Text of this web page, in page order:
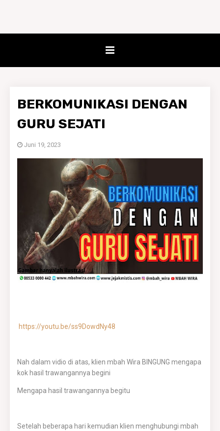
BERKOMUNIKASI DENGAN
GURU SEJATI
Juni 19, 2023
https://youtu.be/ss9DowdNy48
Nah dalam vidio di atas, klien mbah Wira BINGUNG mengapa
kok hasil trawangannya begini
Mengapa hasil trawangannya begitu
Setelah beberapa hari kemudian klien menghubungi mbah